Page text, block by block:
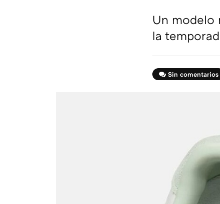
Un modelo
la
Sin comentarios